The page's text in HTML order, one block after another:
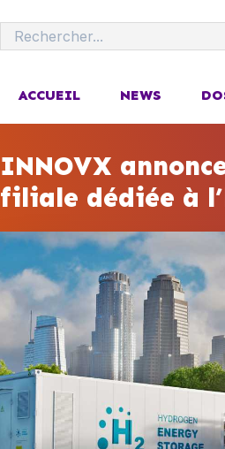
ACCUEIL NEWS
INNOVX
filiale dédiée à